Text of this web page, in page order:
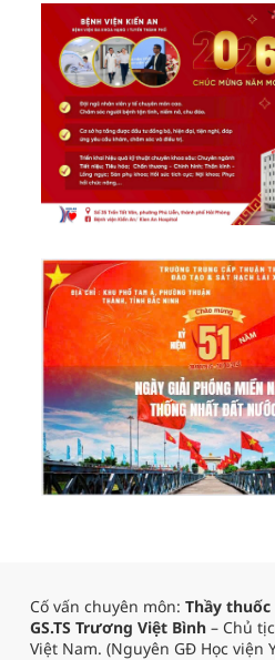
Cố vấn chuyên môn: Thầy thuốc
GS.TS Trương Việt Bình – Chủ
Việt Nam. (Nguyên GĐ Học viện